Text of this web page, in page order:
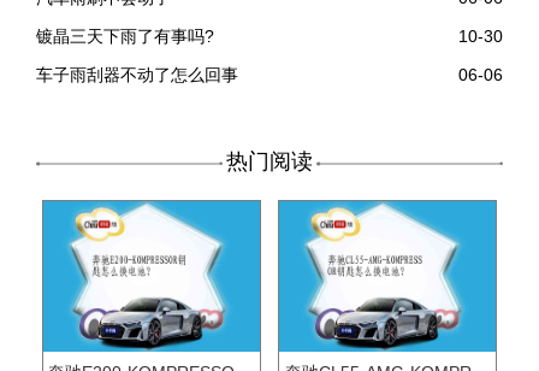
镀晶三天下雨了有事吗?
10-30
车子雨刮器不动了怎么回事
06-06
热门阅读